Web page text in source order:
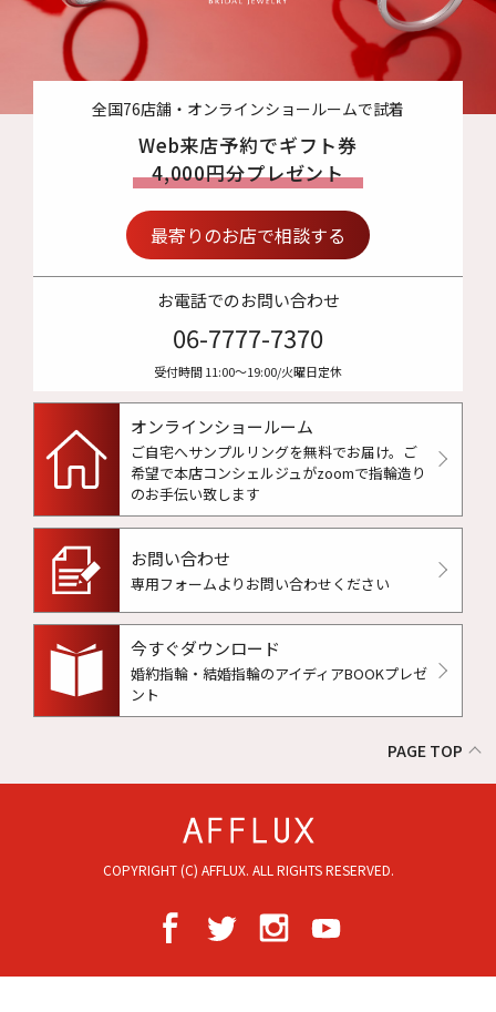
全国76店舗・オンラインショールームで試着
Web来店予約でギフト券
4,000円分プレゼント
最寄りのお店で相談する
お電話でのお問い合わせ
06-7777-7370
受付時間 11:00〜19:00/火曜日定休
オンラインショールーム
ご自宅へサンプルリングを無料でお届け。 ご
希望で本店コンシェルジュがzoomで指輪造り
のお手伝い致します
お問い合わせ
専用フォームよりお問い合わせください
今すぐダウンロード
婚約指輪・結婚指輪のアイディアBOOKプレゼ
ント
PAGE TOP
COPYRIGHT (C) AFFLUX. ALL RIGHTS RESERVED.